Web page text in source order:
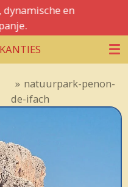
dynamische en
» natuurpark-penon-
de-ifach